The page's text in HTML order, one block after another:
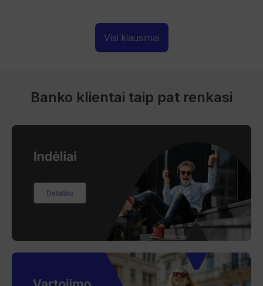
Visi klausimai
Banko klientai taip pat renkasi